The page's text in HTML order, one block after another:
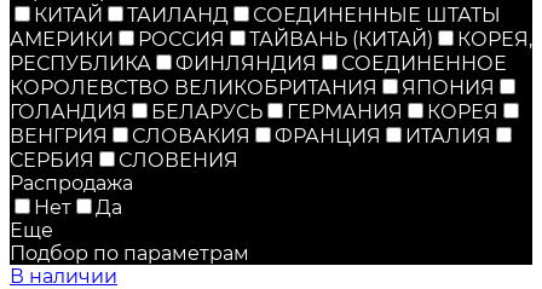
КИТАЙ
ТАИЛАНД
СОЕДИНЕННЫЕ ШТАТЫ
АМЕРИКИ
РОССИЯ ТАЙВАНЬ (КИТАЙ)
КОРЕЯ,
РЕСПУБЛИКА
ФИНЛЯНДИЯ
СОЕДИНЕННОЕ
КОРОЛЕВСТВО ВЕЛИКОБРИТАНИЯ
ЯПОНИЯ
ГОЛАНДИЯ
БЕЛАРУСЬ ГЕРМАНИЯ
КОРЕЯ
ВЕНГРИЯ
СЛОВАКИЯ ФРАНЦИЯ
ИТАЛИЯ
СЕРБИЯ
СЛОВЕНИЯ
Распродажа
Нет
Да
Еще
Подбор по параметрам
В наличии